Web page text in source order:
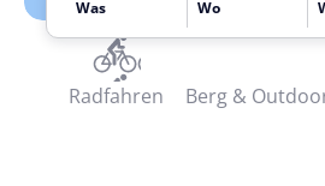
Radfahren Berg &